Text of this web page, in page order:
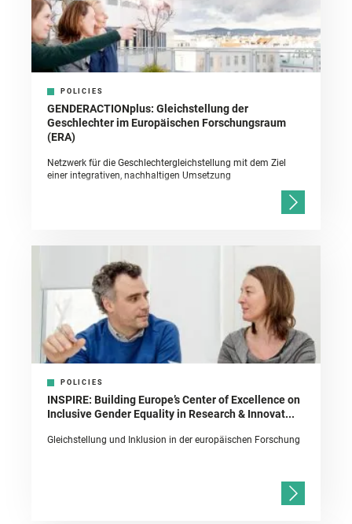
POLICIES
GENDERACTIONplus: Gleichstellung der
Geschlechter im Europäischen Forschungsraum
(ERA)
Netzwerk für die Geschlechtergleichstellung mit dem Ziel
einer integrativen, nachhaltigen Umsetzung
POLICIES
INSPIRE: Building Europe’s Center of Excellence on
Inclusive Gender Equality in Research & Innovat...
Gleichstellung und Inklusion in der europäischen Forschung